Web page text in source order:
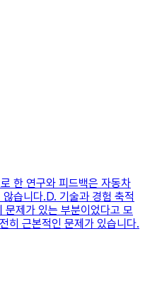
한 연구와 피드백은 자동차
습니다.D. 기술과 경험 축적
제가 있는 부분이었다고 모
히 근본적인 문제가 있습니다.